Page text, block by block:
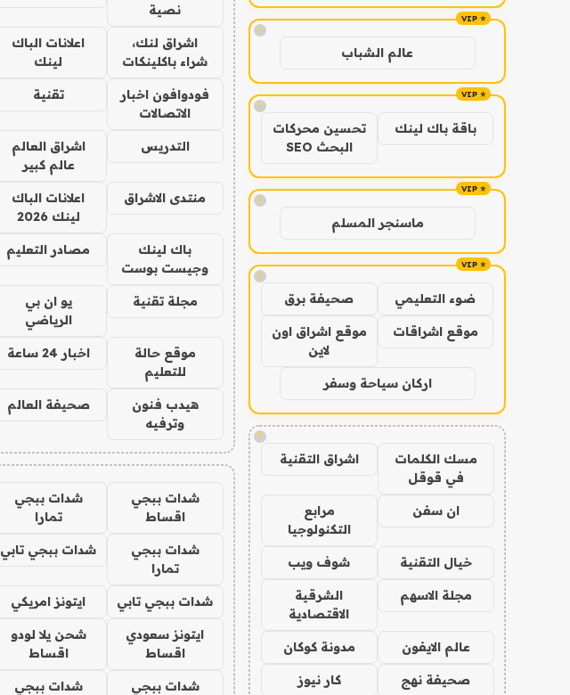
!
عالم الشباب
!
باقة باك لينك
تحسين محركات
البحث SEO
!
ماسنجر المسلم
!
ضوء التعليمي صحيفة برق
موقع اشراقات
موقع اشراق اون
لاين
اركان سياحة وسفر
!
مسك الكلمات
في قوقل
اشراق التقنية
ان سفن
مرابع
التكنولوجيا
خيال التقنية شوف ويب
مجلة الاسهم
الشرقية
الاقتصادية
عالم الايفون مدونة كوكان
صحيفة نهج كار نيوز
نصية
اشراق لنك،
شراء باكلينكات
اعلانات الباك
لينك
فودوافون اخبار
الاتصالات
تقنية
التدريس
اشراق العالم
عالم كبير
منتدى الاشراق
اعلانات الباك
لينك 2026
باك لينك
وجيست بوست
مصادر التعليم
مجلة تقنية
يو ان بي
الرياضي
موقع حالة
للتعليم
اخبار 24 ساعة
هيدب فنون
وترفيه
صحيفة العالم
شدات ببجي
اقساط
شدات ببجي
تمارا
شدات ببجي
تمارا
شدات ببجي تابي
شدات ببجي تابي ايتونز امريكي
ايتونز سعودي
اقساط
شحن يلا لودو
اقساط
شدات ببجي
شدات ببجي